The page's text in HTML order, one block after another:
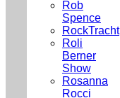
Rob
Spence
RockTracht
Roli
Berner
Show
Rosanna
Rocci